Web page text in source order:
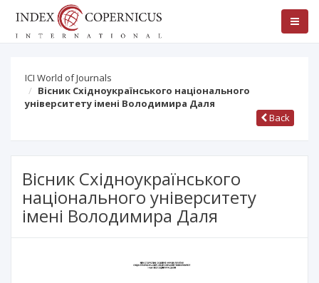
ICI World of Journals
Вісник Східноукраїнського національного
університету імені Володимира Даля
Back
Вісник Східноукраїнського
національного університету
імені Володимира Даля